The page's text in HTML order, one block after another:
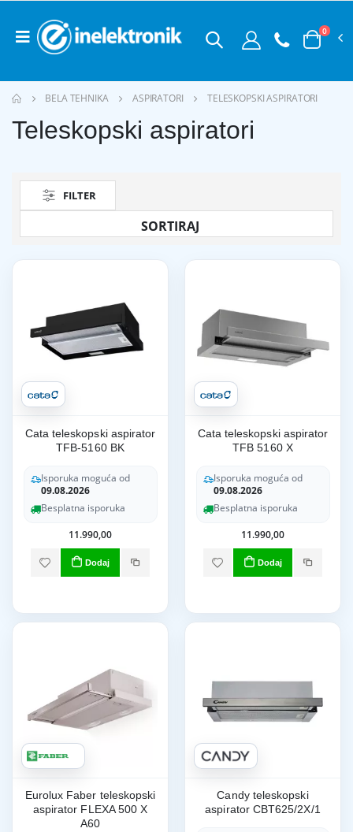
0
BELA TEHNIKA ASPIRATORI TELESKOPSKI ASPIRATORI
Teleskopski aspiratori
FILTER
Cata teleskopski aspirator
TFB-5160 BK
Isporuka moguća od
09.08.2026
Besplatna isporuka
11.990,00
Dodaj
Cata teleskopski aspirator
TFB 5160 X
Isporuka moguća od
09.08.2026
Besplatna isporuka
11.990,00
Dodaj
Eurolux Faber teleskopski
aspirator FLEXA 500 X
A60
Candy teleskopski
aspirator CBT625/2X/1